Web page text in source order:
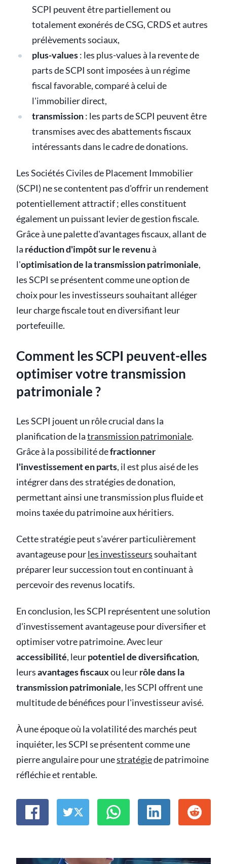
SCPI peuvent être partiellement ou
totalement exonérés de CSG, CRDS et autres
prélèvements sociaux,
plus-values: les plus-values à la revente de
parts de SCPI sont imposées à un régime
fiscal favorable, comparé à celui de
l'immobilier direct,
transmission: les parts de SCPI peuvent être
transmises avec des abattements fiscaux
intéressants dans le cadre de donations.
Les Sociétés Civiles de Placement Immobilier
(SCPI) ne se contentent pas d'offrir un rendement
potentiellement attractif ; elles constituent
également un puissant levier de gestion fiscale.
Grâce à une palette d'avantages fiscaux, allant de
la réduction d'impôt sur le revenuà
l'optimisation de la transmission patrimoniale,
les SCPI se présentent comme une option de
choix pour les investisseurs souhaitant alléger
leur charge fiscale tout en diversifiant leur
portefeuille.
Comment les SCPI peuvent-elles
optimiser votre transmission
patrimoniale ?
Les SCPI jouent un rôle crucial dans la
planification de latransmission patrimoniale.
Grâce à la possibilité defractionner
l'investissement en parts, il est plus aisé de les
intégrer dans des stratégies de donation,
permettant ainsi une transmission plus fluide et
moins taxée du patrimoine aux héritiers.
Cette stratégie peut s'avérer particulièrement
avantageuse pourles investisseurssouhaitant
préparer leur succession tout en continuant à
percevoir des revenus locatifs.
En conclusion, les SCPI représentent une solution
d'investissement avantageuse pour diversifier et
optimiser votre patrimoine. Avec leur
accessibilité, leurpotentiel de diversification,
leursavantages fiscauxou leurrôle dans la
transmission patrimoniale, les SCPI offrent une
multitude de bénéfices pour l'investisseur avisé.
À une époque où la volatilité des marchés peut
inquiéter, les SCPI se présentent comme une
pierre angulaire pour unestratégiede patrimoine
réfléchie et rentable.